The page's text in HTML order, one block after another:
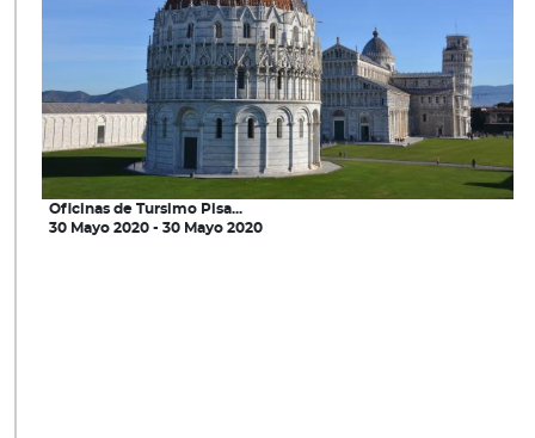
Oficinas de Tursimo Pisa...
30 Mayo 2020 - 30 Mayo 2020